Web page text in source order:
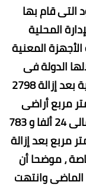
التى قام بها
المحلية
المعنية
خلالها الدولة فى
استرداد 15 ألفا و 938 فدان أراضى زراعية بعد إزالة 2798
4 ملايين 649 ألف متر مربع أراضى
أملاك دولة تم التعدي عليها بالبناء بإجمالى 24 ألفا و 783
، كما تم استرداد 917 ألفا و 185 متر مربع بعد إزالة
، موضحا أن
عشر بدأت فى 19 يناير الماضى وانتهت